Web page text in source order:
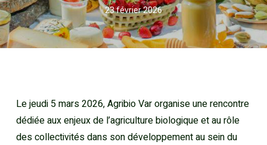
23 février 2026
Le jeudi 5 mars 2026, Agribio Var organise une rencontre
dédiée aux enjeux de l’agriculture biologique et au rôle
des collectivités dans son développement au sein du